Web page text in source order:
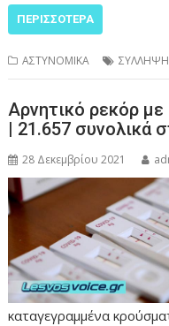
ΠΕΡΙΣΣΌΤΕΡΑ
ΑΣΤΥΝΟΜΙΚΑ ΣΥΛΛΗΨΗ
Αρνητικό ρεκόρ
| 21.657 συνολικά
28 Δεκεμβρίου 2021
καταγεγραμμένα